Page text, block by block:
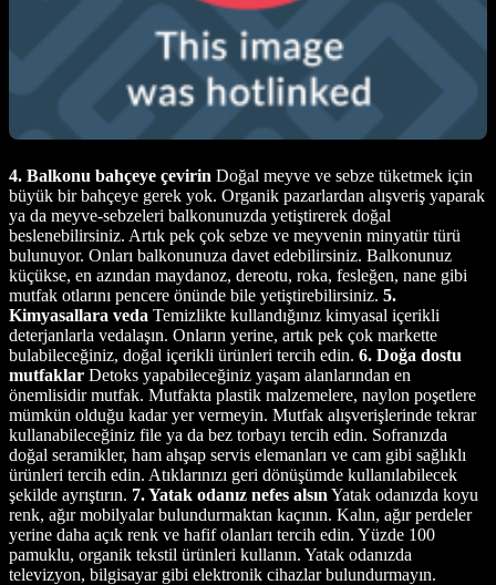
4. Balkonu bahçeye çevirin Doğal meyve ve sebze tüketmek için
büyük bir bahçeye gerek yok. Organik pazarlardan alışveriş yaparak
ya da meyve-sebzeleri balkonunuzda yetiştirerek doğal
beslenebilirsiniz. Artık pek çok sebze ve meyvenin minyatür türü
bulunuyor. Onları balkonunuza davet edebilirsiniz. Balkonunuz
küçükse, en azından maydanoz, dereotu, roka, fesleğen, nane gibi
mutfak otlarını pencere önünde bile yetiştirebilirsiniz. 5.
Kimyasallara veda Temizlikte kullandığınız kimyasal içerikli
deterjanlarla vedalaşın. Onların yerine, artık pek çok markette
bulabileceğiniz, doğal içerikli ürünleri tercih edin. 6. Doğa dostu
mutfaklar Detoks yapabileceğiniz yaşam alanlarından en
önemlisidir mutfak. Mutfakta plastik malzemelere, naylon poşetlere
mümkün olduğu kadar yer vermeyin. Mutfak alışverişlerinde tekrar
kullanabileceğiniz file ya da bez torbayı tercih edin. Sofranızda
doğal seramikler, ham ahşap servis elemanları ve cam gibi sağlıklı
ürünleri tercih edin. Atıklarınızı geri dönüşümde kullanılabilecek
şekilde ayrıştırın. 7. Yatak odanız nefes alsın Yatak odanızda koyu
renk, ağır mobilyalar bulundurmaktan kaçının. Kalın, ağır perdeler
yerine daha açık renk ve hafif olanları tercih edin. Yüzde 100
pamuklu, organik tekstil ürünleri kullanın. Yatak odanızda
televizyon, bilgisayar gibi elektronik cihazlar bulundurmayın.